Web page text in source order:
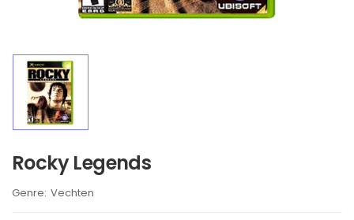
Rocky Legends
Brand:
Vechten